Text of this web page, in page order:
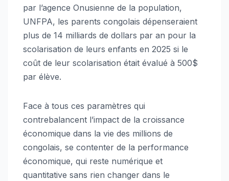
par l’agence Onusienne de la population,
UNFPA, les parents congolais dépenseraient
plus de 14 milliards de dollars par an pour la
scolarisation de leurs enfants en 2025 si le
coût de leur scolarisation était évalué à 500$
par élève.
Face à tous ces paramètres qui
contrebalancent l’impact de la croissance
économique dans la vie des millions de
congolais, se contenter de la performance
économique, qui reste numérique et
quantitative sans rien changer dans le